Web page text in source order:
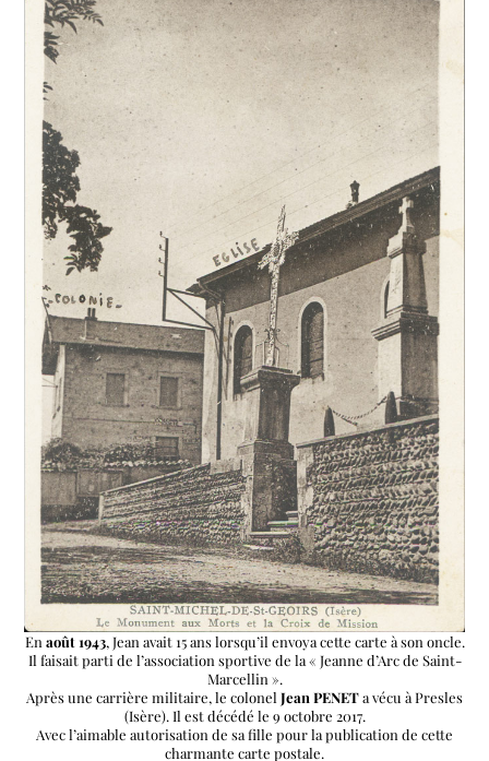
En août 1943, Jean avait 15 ans lorsqu’il envoya cette carte à son oncle.
Il faisait parti de l’association sportive de la « Jeanne d’Arc de Saint-
Marcellin ».
Après une carrière militaire, le colonel Jean PENETa vécu à Presles
(Isère). Il est décédé le 9 octobre 2017.
Avec l’aimable autorisation de sa fille pour la publication de cette
charmante carte postale.